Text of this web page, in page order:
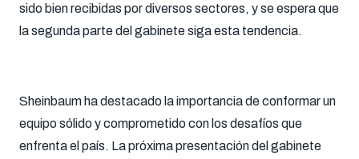
sido bien recibidas por diversos sectores, y se espera que
la segunda parte del gabinete siga esta tendencia.
Sheinbaum ha destacado la importancia de conformar un
equipo sólido y comprometido con los desafíos que
enfrenta el país. La próxima presentación del gabinete